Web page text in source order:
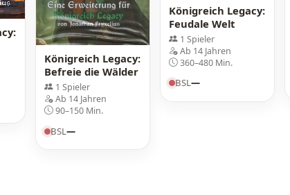
Königreich Legacy:
Befreie die Wälder
1 Spieler
Ab 14 Jahren
90–150 Min.
BSL —
Königreich Legacy:
Feudale Welt
1 Spieler
Ab 14 Jahren
360–480 Min.
BSL—